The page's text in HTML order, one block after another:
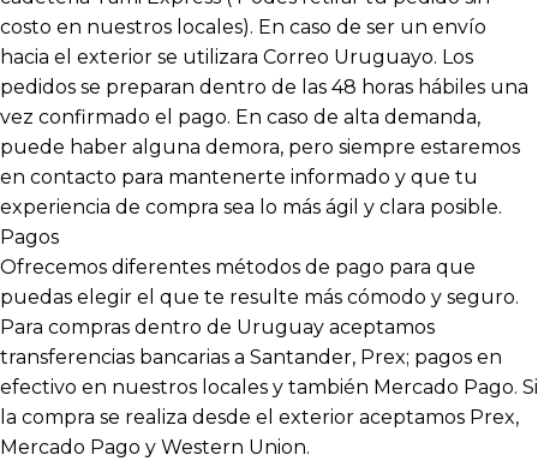
costo en nuestros locales). En caso de ser un envío
hacia el exterior se utilizara Correo Uruguayo. Los
pedidos se preparan dentro de las 48 horas hábiles una
vez confirmado el pago. En caso de alta demanda,
puede haber alguna demora, pero siempre estaremos
en contacto para mantenerte informado y que tu
experiencia de compra sea lo más ágil y clara posible.
Pagos
Ofrecemos diferentes métodos de pago para que
puedas elegir el que te resulte más cómodo y seguro.
Para compras dentro de Uruguay aceptamos
transferencias bancarias a Santander, Prex; pagos en
efectivo en nuestros locales y también Mercado Pago. Si
la compra se realiza desde el exterior aceptamos Prex,
Mercado Pago y Western Union.